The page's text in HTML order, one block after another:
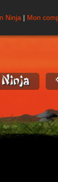
Ninja | Mon